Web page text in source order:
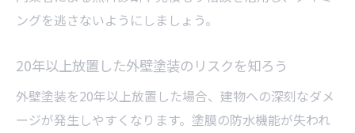
ングを逃さないようにしましょう。
20年以上放置した外壁塗装のリスクを知ろう
外壁塗装を20年以上放置した場合、建物への深刻なダメ
ージが発生しやすくなります。塗膜の防水機能が失われ